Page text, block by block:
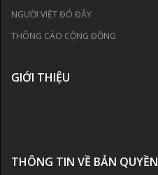
NGƯỜI VIỆT ĐÓ ĐÂY
THÔNG CÁO CỘNG ĐỒNG
GIỚI THIỆU
THÔNG TIN VỀ BẢN QUYỀN